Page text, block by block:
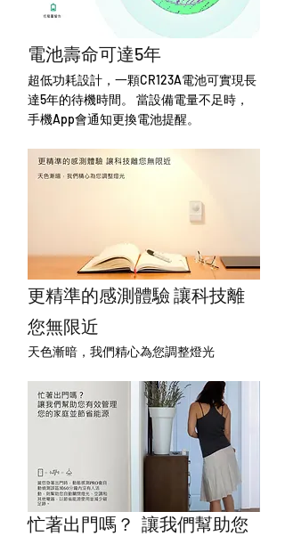
電池壽命可達5年
超低功耗設計，一顆CR123A電池可實現長
達5年的待機時間。 當設備電量不足時，
手機App會通知更換電池提醒。
更精準的感測體驗 讓科技離
您無限近
天色漸暗，我們精心為您調整燈光
忙著出門嗎？  讓我們幫助您